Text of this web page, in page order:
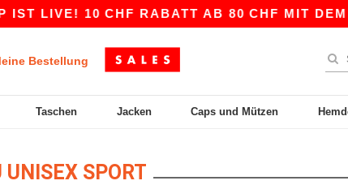
10 CHF RABATT AB 80 CHF MIT DEM CODE
Bestellung
Taschen Jacken Caps und Mützen
UNISEX SPORT